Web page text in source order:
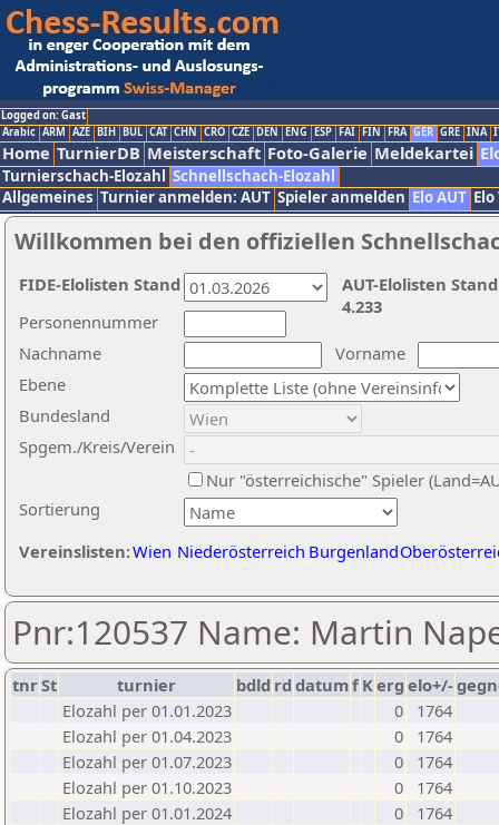
Logged on: Gast
Arabic ARM AZE BIH BUL CAT CHN CRO CZE DEN ENG ESP FAI FIN FRA GER GRE INA
Home TurnierDB Meisterschaft Foto-Galerie Meldekartei
Turnierschach-Elozahl Schnellschach-Elozahl
Allgemeines Turnier anmelden: AUT Spieler anmelden Elo AUT
Willkommen bei den offiziellen
Nachname
Vorname
Ebene
Sortierung
Personennummer
Bundesland
Spgem./Kreis/Verein
Nur "österreichische" Spieler
Vereinslisten:Wien Niederösterreich Burgenland
AUT-Elolisten
4.233
FIDE-Elolisten Stand
Pnr:120537 Name: Martin
tnrSt turnier bdld rd datumf Kerg elo+/-
Elozahl per 01.01.2023
0
1764
Elozahl per 01.04.2023
0
1764
Elozahl per 01.07.2023
0
1764
Elozahl per 01.10.2023
0
1764
Elozahl per 01.01.2024
0
1764